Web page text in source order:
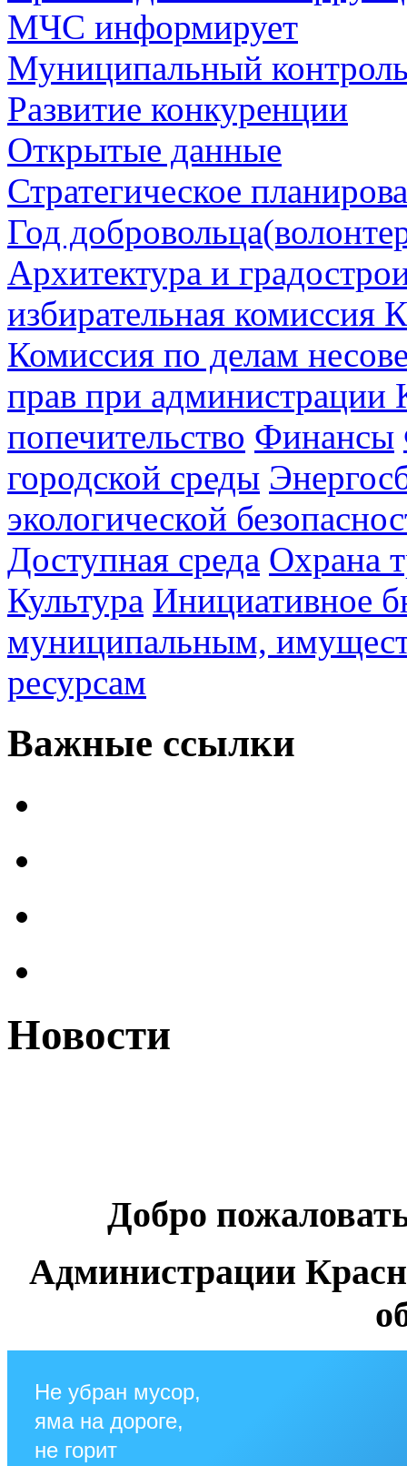
МЧС информирует
Муниципальный
Развитие конкуренции
Открытые данные
Стратегическое
Год
Архитектура и
избирательная комиссия
Комиссия по делам
прав при администрации
попечительство Финансы
городской среды
экологической
Доступная среда Охрана
Культура Инициативное
муниципальным,
ресурсам
Важные ссылки
Новости
Добро
Администрации
Не убран мусор,
яма на дороге,
не горит